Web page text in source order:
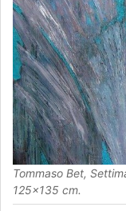
Tommaso Bet,
125x135 cm.